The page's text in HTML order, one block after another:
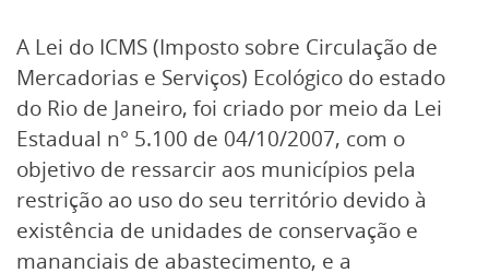
A Lei do ICMS (Imposto sobre Circulação de
Mercadorias e Serviços) Ecológico do estado
do Rio de Janeiro, foi criado por meio da Lei
Estadual n° 5.100 de 04/10/2007, com o
objetivo de ressarcir aos municípios pela
restrição ao uso do seu território devido à
existência de unidades de conservação e
mananciais de abastecimento, e a